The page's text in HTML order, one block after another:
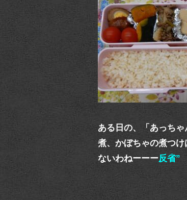
ある日の、「あっち
煮、かぼちゃの煮つ
ないわねーーー反省”